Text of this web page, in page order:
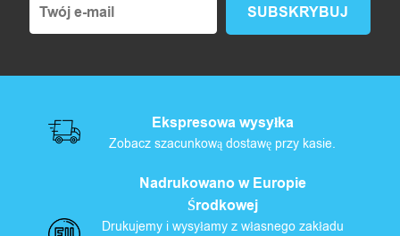
Ekspresowa wysyłka
Zobacz szacunkową dostawę przy kasie.
Nadrukowano w Europie
Środkowej
Drukujemy i wysyłamy z własnego zakładu